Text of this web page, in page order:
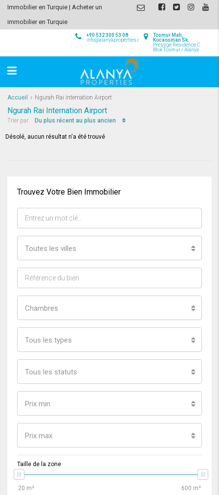
Immobilier en Turquie | Acheter un
immobilier en Turquie
Tosmur Mah,
Kocaosman Sk.
Prestige Residence C
Blok Tosmur / Alanya
+90 532 300 53 08
info@alanyaproperties.com
Accueil Ngurah Rai Internation Airport
Ngurah Rai Internation Airport
Trier par: Du plus récent au plus ancien
Désolé, aucun résultat n'a été trouvé
Trouvez Votre Bien Immobilier
Toutes les villes
Chambres
Tous les types
Tous les statuts
Prix min
Prix max
Taille de la zone